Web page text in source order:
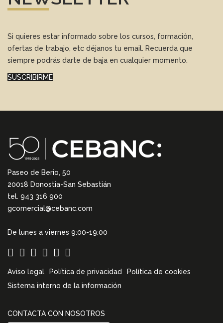
Si quieres estar informado sobre los cursos, formación,
ofertas de trabajo, etc déjanos tu email. Recuerda que
siempre podrás darte de baja en cualquier momento.
SUSCRIBIRME
Paseo de Berio, 50
20018 Donostia-San Sebastián
tel. 943 316 900
gcomercial@cebanc.com
De lunes a viernes 9:00-19:00
Aviso legal Política de privacidad
Política de cookies
Sistema interno de la información
CONTACTA CON NOSOTROS